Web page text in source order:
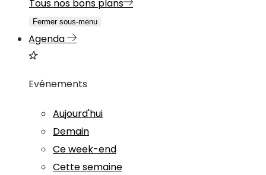
Tous nos bons plans
Fermer sous-menu
Agenda
Evénements
Aujourd'hui
Demain
Ce week-end
Cette semaine